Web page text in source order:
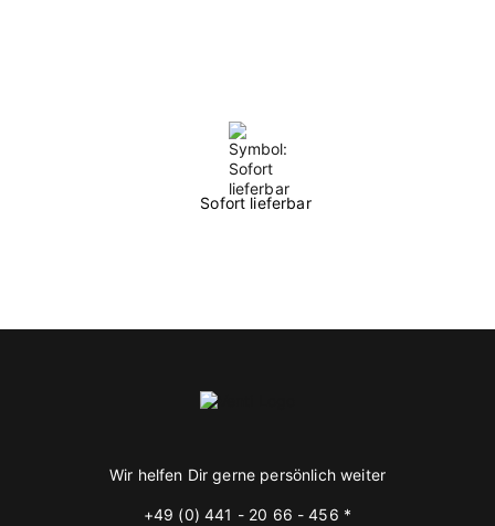
Sofort lieferbar
Wir helfen Dir gerne persönlich weiter
+49 (0) 441 - 20 66 - 456 *